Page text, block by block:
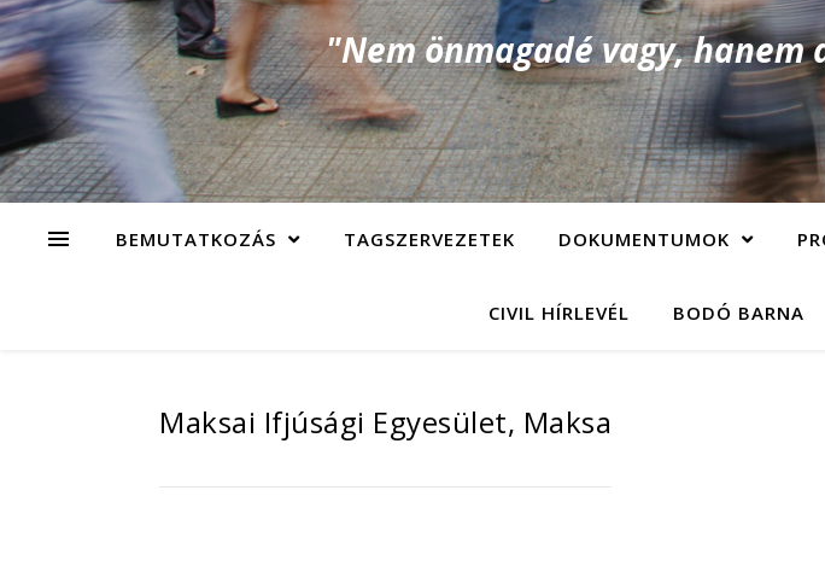
"Nem önmagadé vagy, hanem
BEMUTATKOZÁS TAGSZERVEZETEK DOKUMENTUMOK
CIVIL HÍRLEVÉL BODÓ BARNA
Maksai Ifjúsági Egyesület, Maksa